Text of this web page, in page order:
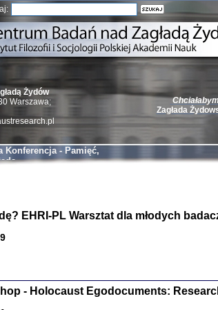
Zagłada
Natalia Aleksiun,
Deborah Dash
Turski, Laurence
Żydów
Warszawa;
Konferencja - Pamięć,
EHRI-PL Warsztat dla młodych
- Holocaust Egodocuments: